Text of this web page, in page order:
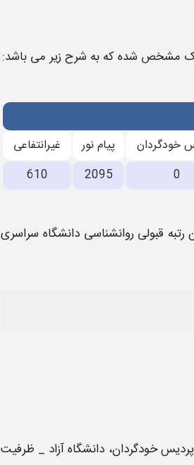
مشخص شده که به شرح زیر می باشد:
خودگردان پیام نور
غیرانتفاعی
0
2095
610
رتبه قبولی روانشناسی دانشگاه سراسری
پردیس خودگردان، دانشگاهآزاد _ ظرفیت